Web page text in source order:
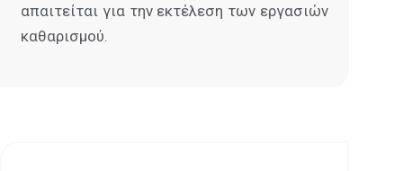
απαιτείται για την εκτέλεση των εργασιών
καθαρισμού.